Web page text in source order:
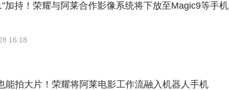
加持！荣耀与阿莱合作影像系统将下放至Magic9等手机
16:18
能拍大片！荣耀将阿莱电影工作流融入机器人手机